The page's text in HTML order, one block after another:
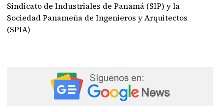
Sindicato de Industriales de Panamá (SIP) y la
Sociedad Panameña de Ingenieros y Arquitectos
(SPIA)